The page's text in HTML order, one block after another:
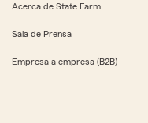
Acerca de State Farm
Sala de Prensa
Empresa a empresa (B2B)